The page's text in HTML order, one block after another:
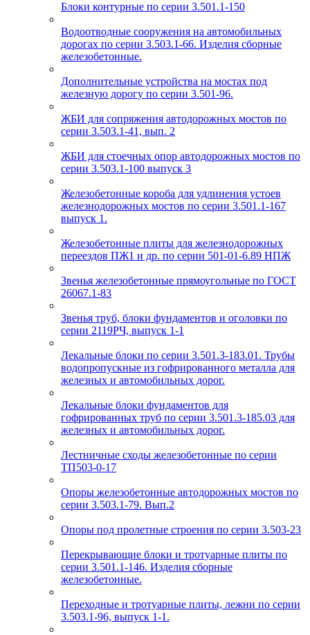
Блоки контурные по серии 3.501.1-150
Водоотводные сооружения на автомобильных
дорогах по серии 3.503.1-66. Изделия сборные
железобетонные.
Дополнительные устройства на мостах под
железную дорогу по серии 3.501-96.
ЖБИ для сопряжения автодорожных мостов по
серии 3.503.1-41, вып. 2
ЖБИ для стоечных опор автодорожных мостов по
серии 3.503.1-100 выпуск 3
Железобетонные короба для удлинения устоев
железнодорожных мостов по серии 3.501.1-167
выпуск 1.
Железобетонные плиты для железнодорожных
переездов ПЖ1 и др. по серии 501-01-6.89 НПЖ
Звенья железобетонные прямоугольные по ГОСТ
26067.1-83
Звенья труб, блоки фундаментов и оголовки по
серии 2119РЧ, выпуск 1-1
Лекальные блоки по серии 3.501.3-183.01. Трубы
водопропускные из гофрированного металла для
железных и автомобильных дорог.
Лекальные блоки фундаментов для
гофрированных труб по серии 3.501.3-185.03 для
железных и автомобильных дорог.
Лестничные сходы железобетонные по серии
ТП503-0-17
Опоры железобетонные автодорожных мостов по
серии 3.503.1-79. Вып.2
Опоры под пролетные строения по серии 3.503-23
Перекрывающие блоки и тротуарные плиты по
серии 3.501.1-146. Изделия сборные
железобетонные.
Переходные и тротуарные плиты, лежни по серии
3.503.1-96, выпуск 1-1.